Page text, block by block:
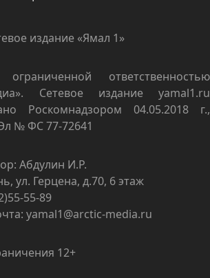
издание «Ямал 1»
ответственностью
Сетевое издание yamal1.ru
Роскомнадзором 04.05.2018 г.,
№ ФС 77-72641
Абдулин И.Р.
ул. Герцена, д.70, 6 этаж
55-89
yamal1@arctic-media.ru
12+